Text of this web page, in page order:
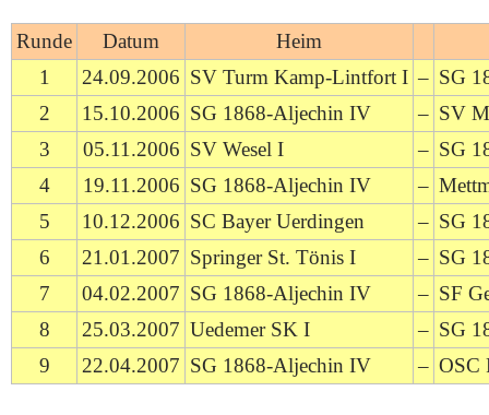
Runde Datum
Heim
1
24.09.2006 SV Turm Kamp-Lintfort I – SG
2
15.10.2006 SG 1868-Aljechin IV – SV
3
05.11.2006 SV Wesel I – SG
4
19.11.2006 SG 1868-Aljechin IV –
5
10.12.2006 SC Bayer Uerdingen – SG
6
21.01.2007 Springer St. Tönis I – SG
7
04.02.2007 SG 1868-Aljechin IV – SF
8
25.03.2007 Uedemer SK I – SG
9
22.04.2007 SG 1868-Aljechin IV – OSC